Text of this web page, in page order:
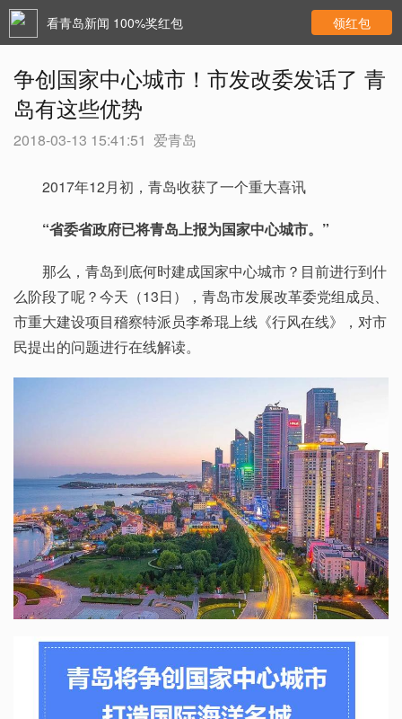
看青岛新闻 100%奖红包 领红包
争创国家中心城市！市发改委发话了 青
岛有这些优势
2018-03-13 15:41:51 爱青岛
2017年12月初，青岛收获了一个重大喜讯
“省委省政府已将青岛上报为国家中心城市。”
那么，青岛到底何时建成国家中心城市？目前进行到什
么阶段了呢？今天（13日），青岛市发展改革委党组成员、
市重大建设项目稽察特派员李希琨上线《行风在线》，对市
民提出的问题进行在线解读。